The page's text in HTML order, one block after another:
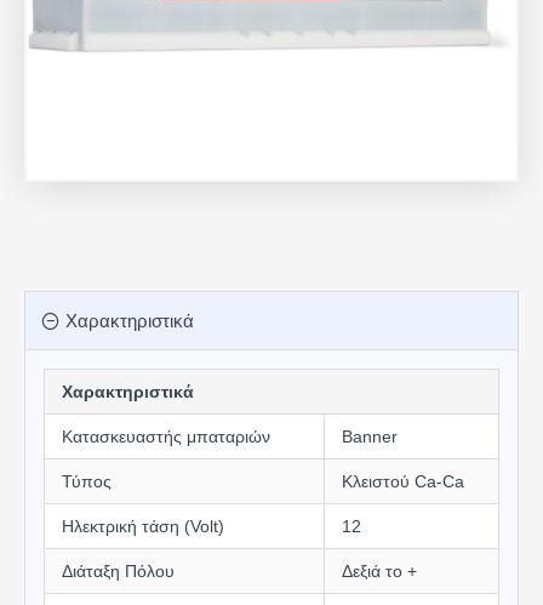
Χαρακτηριστικά
Χαρακτηριστικά
Κατασκευαστής μπαταριών Banner
Τύπος Κλειστού Ca-Ca
Ηλεκτρική τάση (Volt) 12
Διάταξη Πόλου Δεξιά το +